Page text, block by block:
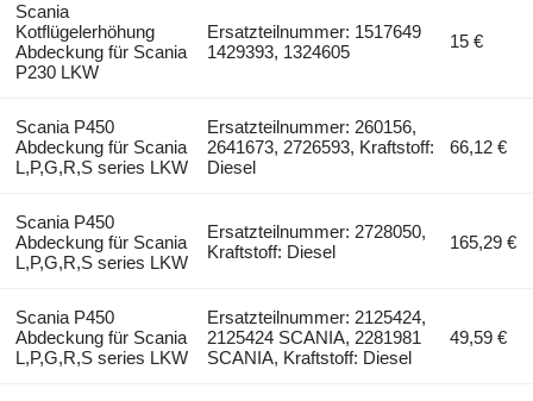
Scania
Kotflügelerhöhung
Abdeckung für Scania
P230 LKW
Ersatzteilnummer: 1517649
1429393, 1324605
15 €
Scania P450
Abdeckung für Scania
L,P,G,R,S series LKW
Ersatzteilnummer: 260156,
2641673, 2726593, Kraftstoff:
Diesel
66,12 €
Scania P450
Abdeckung für Scania
L,P,G,R,S series LKW
Ersatzteilnummer: 2728050,
Kraftstoff: Diesel
165,29 €
Scania P450
Abdeckung für Scania
L,P,G,R,S series LKW
Ersatzteilnummer: 2125424,
2125424 SCANIA, 2281981
SCANIA, Kraftstoff: Diesel
49,59 €